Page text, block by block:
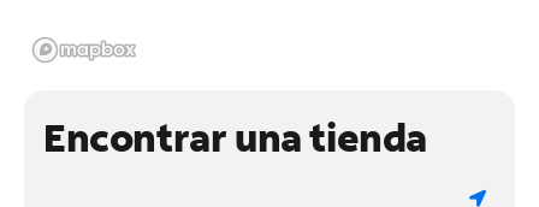
Encontrar una tienda